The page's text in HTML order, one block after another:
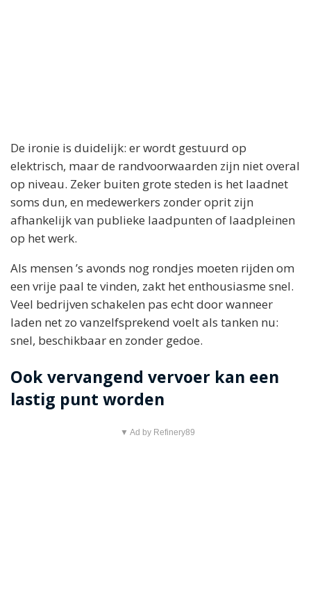
De ironie is duidelijk: er wordt gestuurd op
elektrisch, maar de randvoorwaarden zijn niet overal
op niveau. Zeker buiten grote steden is het laadnet
soms dun, en medewerkers zonder oprit zijn
afhankelijk van publieke laadpunten of laadpleinen
op het werk.
Als mensen ’s avonds nog rondjes moeten rijden om
een vrije paal te vinden, zakt het enthousiasme snel.
Veel bedrijven schakelen pas echt door wanneer
laden net zo vanzelfsprekend voelt als tanken nu:
snel, beschikbaar en zonder gedoe.
Ook vervangend vervoer kan een
lastig punt worden
▼ Ad by Refinery89